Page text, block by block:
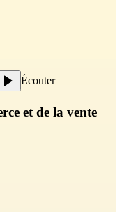
Écouter
et de la vente